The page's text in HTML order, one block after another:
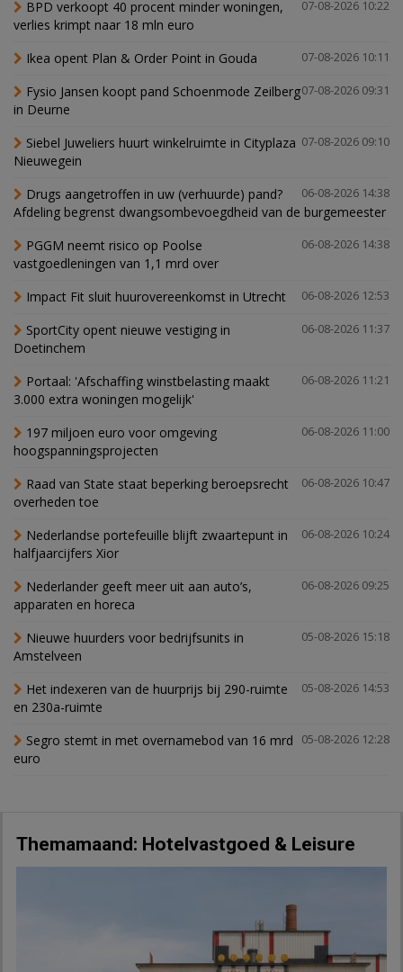
07-08-2026 10:22
BPD verkoopt 40 procent minder woningen,
verlies krimpt naar 18 mln euro
07-08-2026 10:11
Ikea opent Plan & Order Point in Gouda
07-08-2026 09:31
Fysio Jansen koopt pand Schoenmode Zeilberg
in Deurne
07-08-2026 09:10
Siebel Juweliers huurt winkelruimte in Cityplaza
Nieuwegein
06-08-2026 14:38
Drugs aangetroffen in uw (verhuurde) pand?
Afdeling begrenst dwangsombevoegdheid van de burgemeester
06-08-2026 14:38
PGGM neemt risico op Poolse
vastgoedleningen van 1,1 mrd over
06-08-2026 12:53
Impact Fit sluit huurovereenkomst in Utrecht
06-08-2026 11:37
SportCity opent nieuwe vestiging in
Doetinchem
06-08-2026 11:21
Portaal: 'Afschaffing winstbelasting maakt
3.000 extra woningen mogelijk'
06-08-2026 11:00
197 miljoen euro voor omgeving
hoogspanningsprojecten
06-08-2026 10:47
Raad van State staat beperking beroepsrecht
overheden toe
06-08-2026 10:24
Nederlandse portefeuille blijft zwaartepunt in
halfjaarcijfers Xior
06-08-2026 09:25
Nederlander geeft meer uit aan auto’s,
apparaten en horeca
05-08-2026 15:18
Nieuwe huurders voor bedrijfsunits in
Amstelveen
05-08-2026 14:53
Het indexeren van de huurprijs bij 290-ruimte
en 230a-ruimte
05-08-2026 12:28
Segro stemt in met overnamebod van 16 mrd
euro
Themamaand: Hotelvastgoed & Leisure